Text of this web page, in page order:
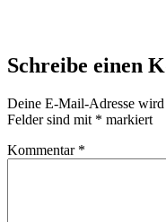
Schreibe einen
Deine E-Mail-Adresse
Felder sind mit * markiert
Kommentar *